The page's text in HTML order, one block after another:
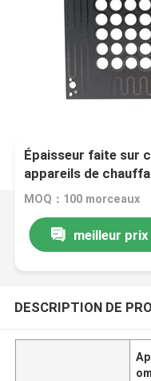
Épaisseur faite sur
appareils de
chauffage rapide
MOQ：100 morceaux
meilleur prix
DESCRIPTION DE